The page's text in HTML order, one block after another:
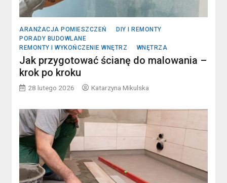
ARANŻACJA POMIESZCZEŃ
DIY I REMONTY
PORADY BUDOWLANE
REMONTY I WYKOŃCZENIE WNĘTRZ
WNĘTRZA
Jak przygotować ścianę do malowania –
krok po kroku
28 lutego 2026 Katarzyna Mikulska